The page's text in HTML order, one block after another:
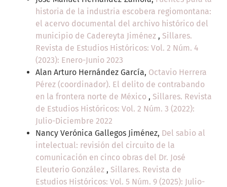
historia de la industria escobera regiomontana:
el acervo documental del archivo histórico del
municipio de Cadereyta Jiménez , Sillares.
Revista de Estudios Históricos: Vol. 2 Núm. 4
(2023): Enero-Junio 2023
Alan Arturo Hernández García, Octavio Herrera
Pérez (coordinador). El delito de contrabando
en la frontera norte de México , Sillares. Revista
de Estudios Históricos: Vol. 2 Núm. 3 (2022):
Julio-Diciembre 2022
Nancy Verónica Gallegos Jiménez, Del sabio al
intelectual: revisión del circuito de la
comunicación en cinco obras del Dr. José
Eleuterio González , Sillares. Revista de
Estudios Históricos: Vol. 5 Núm. 9 (2025): Julio-